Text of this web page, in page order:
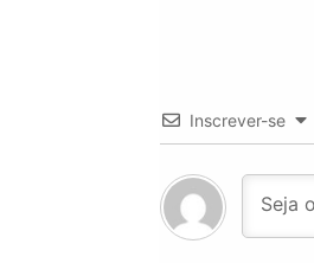
Inscrever-se